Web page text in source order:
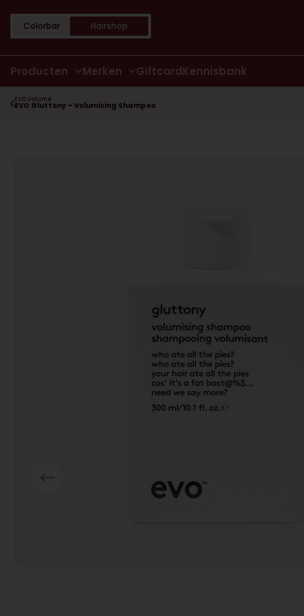
Colorbar Hairshop
Producten Merken GiftcardKennisbank
EVO Volume
EVO Gluttony – Volumising Shampoo